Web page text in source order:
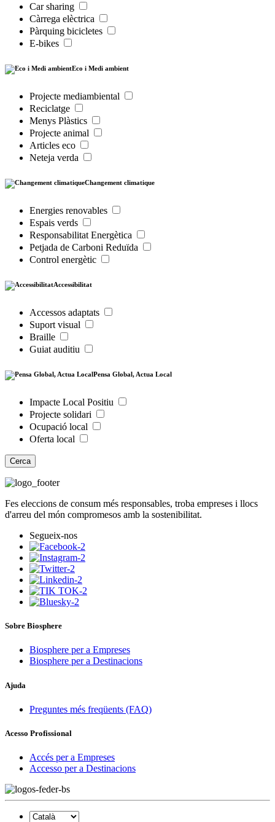
Car sharing
Càrrega elèctrica
Pàrquing bicicletes
E-bikes
Eco i Medi ambient
Projecte mediambiental
Reciclatge
Menys Plàstics
Projecte animal
Articles eco
Neteja verda
Changement climatique
Energies renovables
Espais verds
Responsabilitat Energètica
Petjada de Carboni Reduïda
Control energètic
Accessibilitat
Accessos adaptats
Suport visual
Braille
Guiat auditiu
Pensa Global, Actua Local
Impacte Local Positiu
Projecte solidari
Ocupació local
Oferta local
Cerca
Fes eleccions de consum més responsables, troba empreses i llocs
d'arreu del món compromesos amb la sostenibilitat.
Segueix-nos
Sobre Biosphere
Biosphere per a Empreses
Biosphere per a Destinacions
Ajuda
Preguntes més freqüents (FAQ)
Acesso Profissional
Accés per a Empreses
Accesso per a Destinacions